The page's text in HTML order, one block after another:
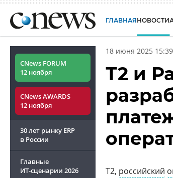
ГЛАВНАЯНОВОСТИ
CNews FORUM
12 ноября
CNews AWARDS
12 ноября
30 лет рынку ERP
в России
Главные
ИТ-сценарии 2026
18 июня 2025 15:39
Т2 и
T2, российский